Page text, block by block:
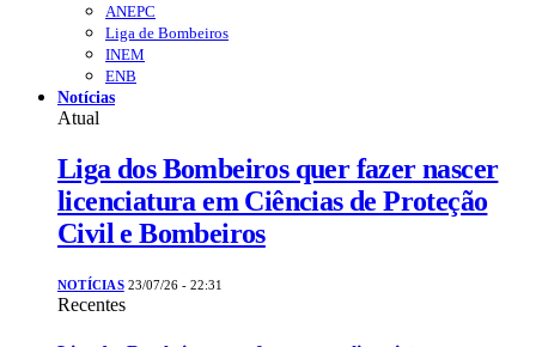
ANEPC
Liga de Bombeiros
INEM
ENB
Notícias
Atual
Liga dos Bombeiros quer fazer nascer
licenciatura em Ciências de Proteção
Civil e Bombeiros
NOTÍCIAS 23/07/26 - 22:31
Recentes